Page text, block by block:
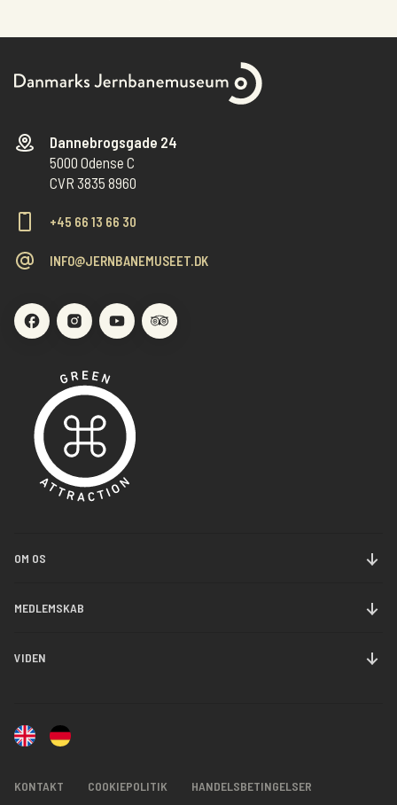
Dannebrogsgade 24
5000 Odense C
CVR 3835 8960
+45 66 13 66 30
INFO@JERNBANEMUSEET.DK
OM OS
Ledige stillinger
MEDLEMSKAB
VIDEN
Forskning
KONTAKT COOKIEPOLITIK HANDELSBETINGELSER